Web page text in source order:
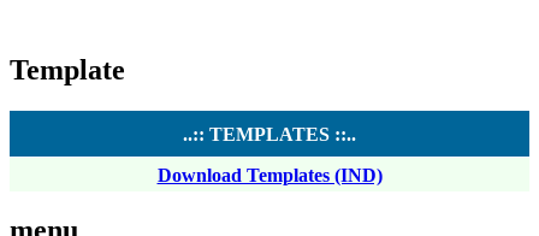
Template
..:: TEMPLATES ::..
Download Templates (IND)